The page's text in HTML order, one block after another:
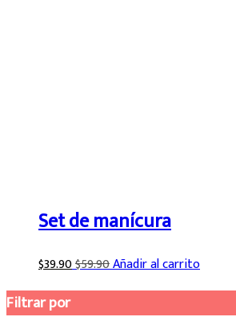
Set de manícura
$39.90$59.90Añadir al carrito
Filtrar por